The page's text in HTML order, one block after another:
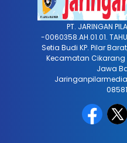
PT. JARINGAN
-0060358.AH.01.01.
Setia Budi KP. Pilar
Kecamatan Cikarang
Jawa